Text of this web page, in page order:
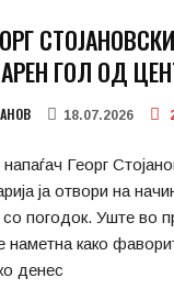
ГОЛ ОД
18.07.2026
Георг
ја отвори на
погодок. Уште во
наметна како
денес